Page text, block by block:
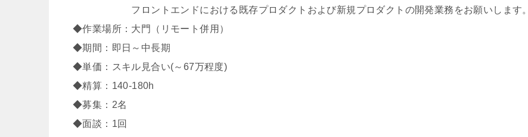
フロントエンドにおける既存プロダクトおよび新規プロダクトの開発業務をお願いします。
◆作業場所：大門（リモート併用）
◆期間：即日～中長期
◆単価：スキル見合い(～67万程度)
◆精算：140-180h
◆募集：2名
◆面談：1回